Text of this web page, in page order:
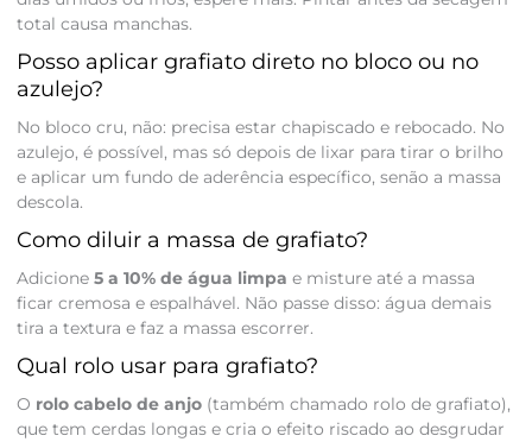
total causa manchas.
Posso aplicar grafiato direto no bloco ou no
azulejo?
No bloco cru, não: precisa estar chapiscado e rebocado. No
azulejo, é possível, mas só depois de lixar para tirar o brilho
e aplicar um fundo de aderência específico, senão a massa
descola.
Como diluir a massa de grafiato?
Adicione 5 a 10% de água limpa e misture até a massa
ficar cremosa e espalhável. Não passe disso: água demais
tira a textura e faz a massa escorrer.
Qual rolo usar para grafiato?
O rolo cabelo de anjo(também chamado rolo de grafiato),
que tem cerdas longas e cria o efeito riscado ao desgrudar